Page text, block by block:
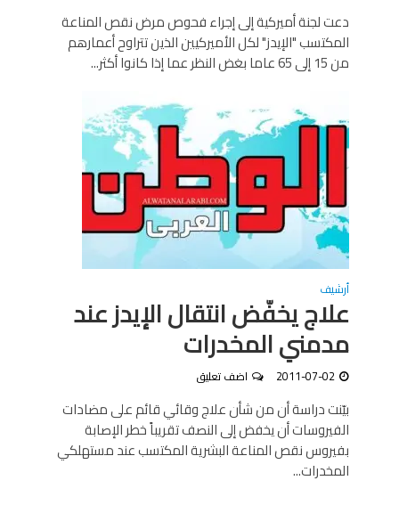
دعت لجنة أميركية إلى إجراء فحوص مرض نقص المناعة
المكتسب "الإيدز" لكل الأميركيين الذين تتراوح أعمارهم
من 15 إلى 65 عاما بغض النظر عما إذا كانوا أكثر...
أرشيف
علاج يخفّض انتقال الإيدز عند
مدمني المخدرات
2011-07-02 اضف تعليق
بيّنت دراسة أن من شأن علاج وقائي قائم على مضادات
الفيروسات أن يخفض إلى النصف تقريباً خطر الإصابة
بفيروس نقص المناعة البشرية المكتسب عند مستهلكي
المخدرات...